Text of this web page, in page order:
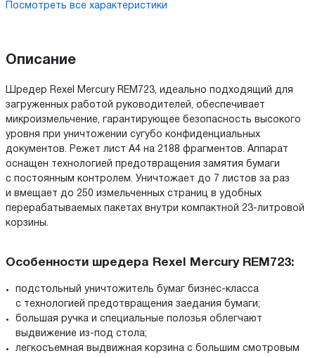
Посмотреть все характеристики
Описание
Шредер Rexel Mercury REM723, идеально подходящий для
загруженных работой руководителей, обеспечивает
микроизмельчение, гарантирующее безопасность высокого
уровня при уничтожении сугубо конфиденциальных
документов. Режет лист A4 на 2188 фрагментов. Аппарат
оснащен технологией предотвращения замятия бумаги
с постоянным контролем. Уничтожает до 7 листов за раз
и вмещает до 250 измельченных страниц в удобных
перерабатываемых пакетах внутри компактной 23-литровой
корзины.
Особенности шредера Rexel Mercury REM723:
подстольный уничтожитель бумаг бизнес-класса
с технологией предотвращения заедания бумаги;
большая ручка и специальные полозья облегчают
выдвижение из-под стола;
легкосъемная выдвижная корзина с большим смотровым